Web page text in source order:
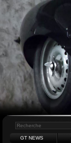
GT NEWS